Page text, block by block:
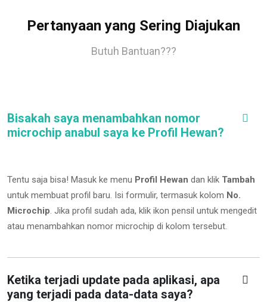
Pertanyaan yang Sering Diajukan
Butuh Bantuan???
Bisakah saya menambahkan nomor
microchip anabul saya ke Profil Hewan?
Tentu saja bisa! Masuk ke menu Profil Hewan dan klik Tambah
untuk membuat profil baru. Isi formulir, termasuk kolom No.
Microchip. Jika profil sudah ada, klik ikon pensil untuk mengedit
atau menambahkan nomor microchip di kolom tersebut.
Ketika terjadi update pada aplikasi, apa
yang terjadi pada data-data saya?